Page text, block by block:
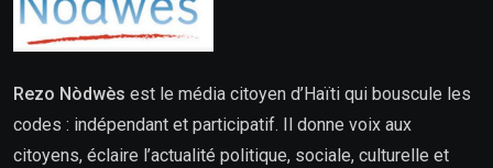
Rezo Nòdwès est le média citoyen d’Haïti qui bouscule les
codes : indépendant et participatif. Il donne voix aux
citoyens, éclaire l’actualité politique, sociale, culturelle et